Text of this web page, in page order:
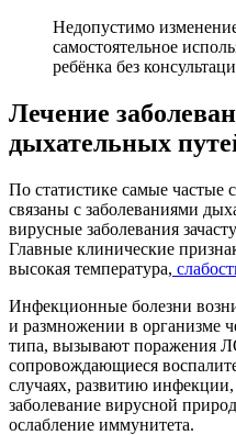
Недопустимо
самостоятельное
ребёнка без
Лечение
дыхательных
По статистике самые частые
связаны с заболеваниями
вирусные заболевания
Главные клинические
высокая температура,
Инфекционные болезни
и размножении в организме
типа, вызывают поражения
сопровождающиеся
случаях, развитию
заболевание вирусной
ослабление иммунитета.